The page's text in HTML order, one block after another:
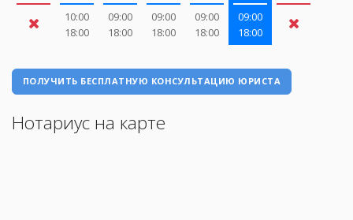
10:00
18:00
09:00
18:00
09:00
18:00
09:00
18:00
09:00
18:00
ПОЛУЧИТЬ БЕСПЛАТНУЮ КОНСУЛЬТАЦИЮ ЮРИСТА
Нотариус на карте